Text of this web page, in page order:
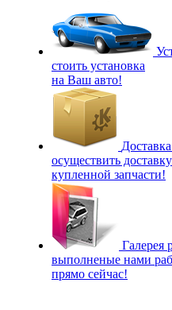
стоить установка
на Ваш авто!
Доставка
осуществить доставку
купленной запчасти!
Галерея
выполненые нами
прямо сейчас!